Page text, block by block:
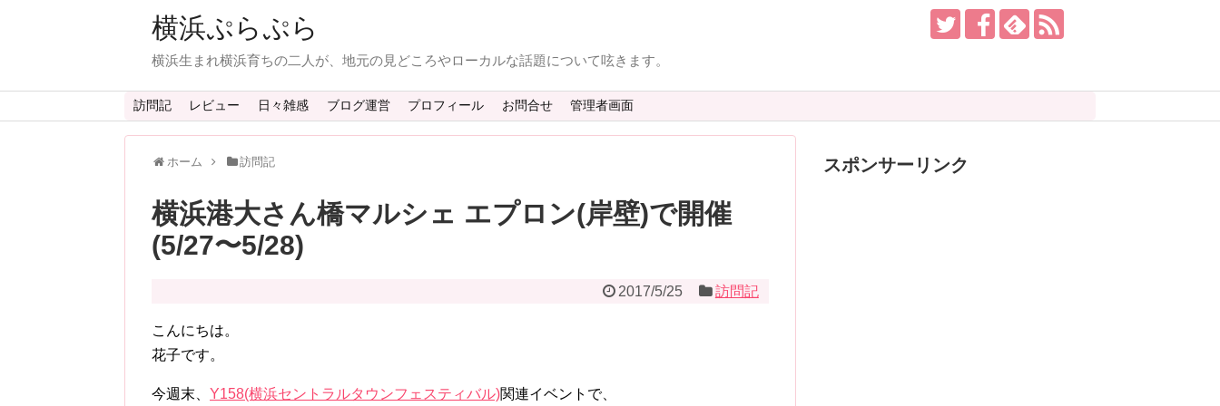
横浜ぷらぷら
横浜生まれ横浜育ちの二人が、地元の見どころやローカルな話題について呟きます。
訪問記 レビュー 日々雑感 ブログ運営 プロフィール お問合せ 管理者画面
ホーム 訪問記
横浜港大さん橋マルシェ エプロン(岸壁)で開催
(5/27〜5/28)
2017/5/25 訪問記
こんにちは。
花子です。
今週末、 Y158(横浜セントラルタウンフェスティバル)関連イベントで、
スポンサーリンク